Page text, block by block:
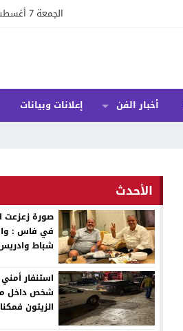
الجمعة 7 أغسطس 2026 - 5:51 صباحًا
أخبار الفن
إعلانات وبيانات
الأحدث
صورة زعزعت
في فاس :
شباط
استنفار أمني
شخص داخل
الزيتون